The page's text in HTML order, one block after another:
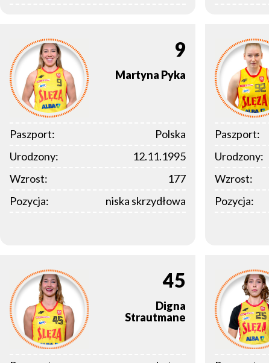
9
Martyna Pyka
Paszport:
Polska
Urodzony:
12.11.1995
Wzrost:
177
Pozycja:
niska skrzydłowa
Paszport:
Urodzony:
Wzrost:
Pozycja:
45
Digna
Strautmane